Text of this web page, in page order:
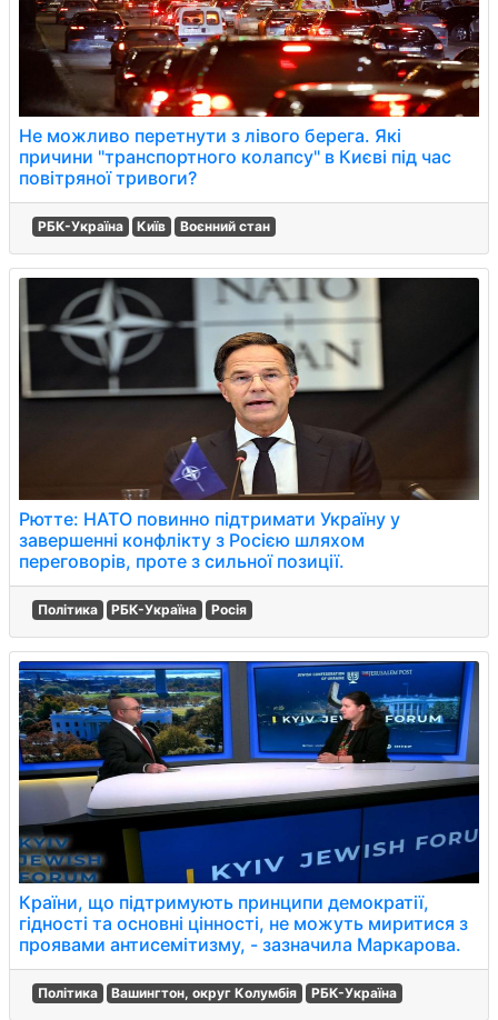
Не можливо перетнути з лівого берега. Які
причини "транспортного колапсу" в Києві під час
повітряної тривоги?
РБК-Україна Київ Воєнний стан
Рютте: НАТО повинно підтримати Україну у
завершенні конфлікту з Росією шляхом
переговорів, проте з сильної позиції.
Політика РБК-Україна Росія
Країни, що підтримують принципи демократії,
гідності та основні цінності, не можуть миритися з
проявами антисемітизму, - зазначила Маркарова.
Політика Вашингтон, округ Колумбія РБК-Україна